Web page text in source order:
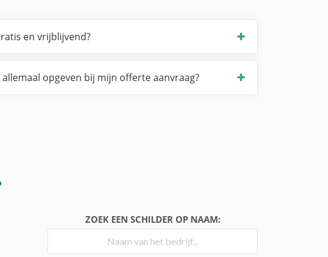
en vrijblijvend?
opgeven bij mijn offerte aanvraag?
ZOEK EEN SCHILDER OP NAAM: